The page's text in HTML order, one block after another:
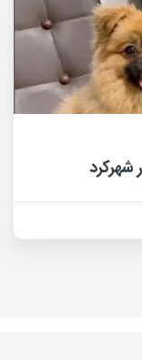
شهرکرد